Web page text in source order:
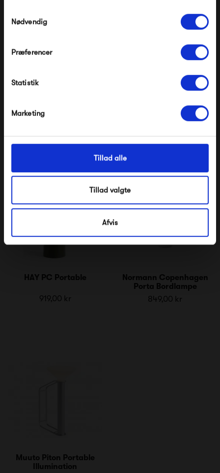
Nødvendig
Præferencer
Statistik
Marketing
Tillad alle
Tillad valgte
Afvis
1 395,00 kr
Table Lamp
1 795,00 kr
HAY PC Portable
919,00 kr
Normann Copenhagen
Porta Bordlampe
849,00 kr
Muuto Piton Portable
Illumination
*Ved at tilmelde dig accepterer du at modtage e-